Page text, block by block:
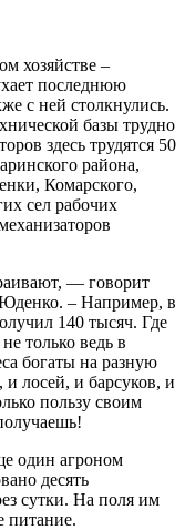
хозяйстве –
последнюю
с ней столкнулись.
базы трудно
здесь трудятся 50
района,
Комарского,
сел рабочих
— говорит
– Например, в
140 тысяч. Где
только ведь в
богаты на разную
лосей, и барсуков, и
пользу своим
один агроном
десять
сутки. На поля им
питание.